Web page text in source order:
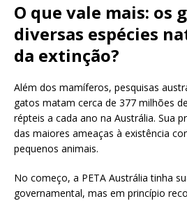
O que vale mais: os
diversas espécies
da extinção?
Além dos mamíferos, pesquisas
gatos matam cerca de 377 milhões
répteis a cada ano na Austrália. Sua
das maiores ameaças à existência
pequenos animais.
No começo, a PETA Austrália tinha
governamental, mas em princípio